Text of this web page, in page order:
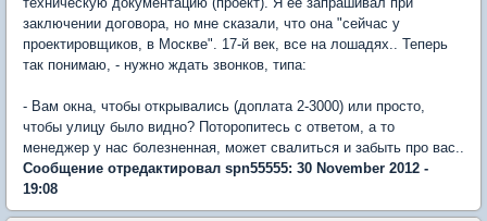
заключении договора, но мне сказали, что она "сейчас у
проектировщиков, в Москве". 17-й век, все на лошадях.. Теперь
так понимаю, - нужно ждать звонков, типа:
- Вам окна, чтобы открывались (доплата 2-3000) или просто,
чтобы улицу было видно? Поторопитесь с ответом, а то
менеджер у нас болезненная, может свалиться и забыть про вас..
Сообщение отредактировал spn55555: 30 November 2012 -
19:08